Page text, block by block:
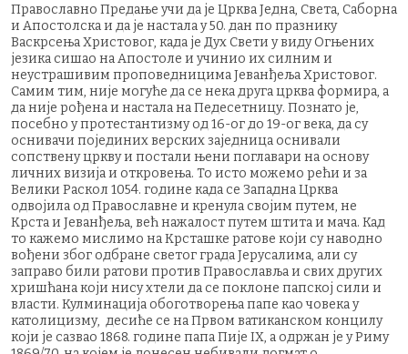
Православно Предање учи да је Црква Једна, Света, Саборна
и Апостолска и да је настала у 50. дан по празнику
Васкрсења Христовог, када је Дух Свети у виду Огњених
језика сишао на Апостоле и учинио их силним и
неустрашивим проповедницима Јеванђеља Христовог.
Самим тим, није могуће да се нека друга црква формира, а
да није рођена и настала на Педесетницу. Познато је,
посебно у протестантизму од 16-ог до 19-ог века, да су
оснивачи појединих верских заједница оснивали
сопствену цркву и постали њени поглавари на основу
личних визија и откровења. То исто можемо рећи и за
Велики Раскол 1054. године када се Западна Црква
одвојила од Православне и кренула својим путем, не
Крста и Јеванђеља, већ нажалост путем штита и мача. Кад
то кажемо мислимо на Крсташке ратове који су наводно
вођени због одбране светог града Јерусалима, али су
заправо били ратови против Православља и свих других
хришћана који нису хтели да се поклоне папској сили и
власти. Кулминација обоготворења папе као човека у
католицизму, десиће се на Првом ватиканском концилу
који је сазвао 1868. године папа Пије IX, а одржан је у Риму